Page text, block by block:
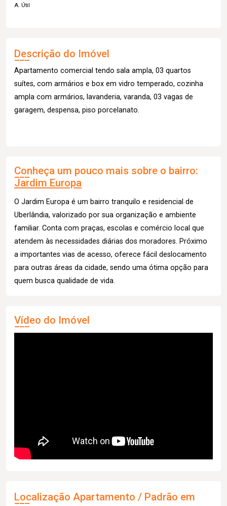
A. Útil
Descrição do Imóvel
Apartamento comercial tendo sala ampla, 03 quartos
suítes, com armários e box em vidro temperado, cozinha
ampla com armários, lavanderia, varanda, 03 vagas de
garagem, despensa, piso porcelanato.
Conheça um pouco mais sobre o bairro:
Jardim Europa
O Jardim Europa é um bairro tranquilo e residencial de
Uberlândia, valorizado por sua organização e ambiente
familiar. Conta com praças, escolas e comércio local que
atendem às necessidades diárias dos moradores. Próximo
a importantes vias de acesso, oferece fácil deslocamento
para outras áreas da cidade, sendo uma ótima opção para
quem busca qualidade de vida.
Vídeo do Imóvel
Localização Apartamento / Padrão em